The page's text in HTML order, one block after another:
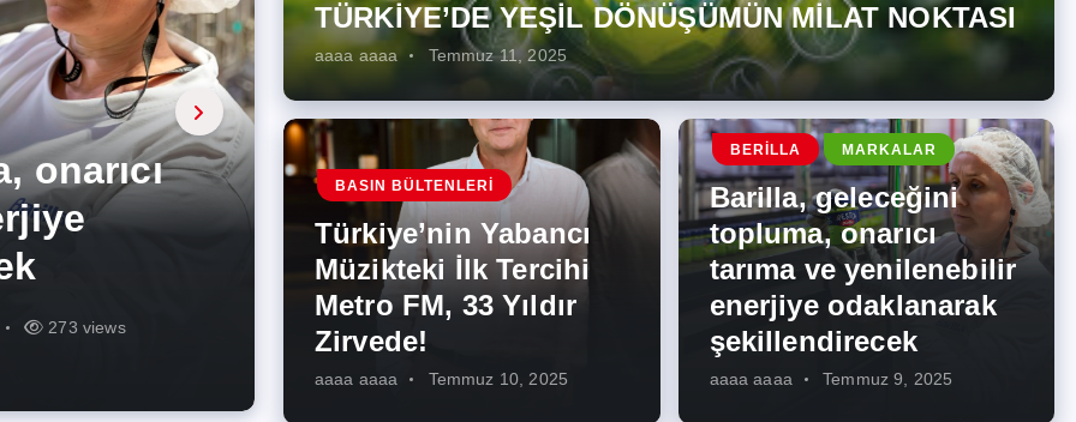
342 views
İlk
271 views
onarıcı
273 views
Enerji
İş
285 views
Kısa
225 views
Artması
260 views
TÜRKİYE’DE YEŞİL DÖNÜŞÜMÜN MİLAT NOKTASI
aaaa aaaa Temmuz 11, 2025
BASIN BÜLTENLERI
Türkiye’nin Yabancı
Müzikteki İlk Tercihi
Metro FM, 33 Yıldır
Zirvede!
aaaa aaaa Temmuz 10, 2025
BERILLA MARKALAR
Barilla, geleceğini
topluma, onarıcı
tarıma ve yenilenebilir
enerjiye odaklanarak
şekillendirecek
aaaa aaaa Temmuz 9, 2025